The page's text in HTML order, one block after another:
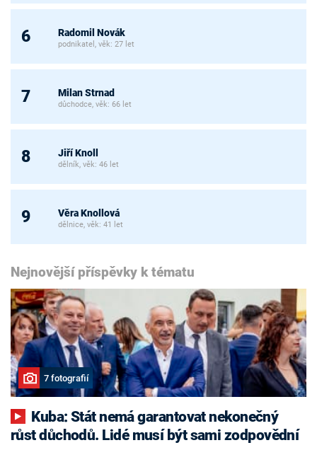
6 Radomil Novák
podnikatel, věk: 27 let
7 Milan Strnad
důchodce, věk: 66 let
8 Jiří Knoll
dělník, věk: 46 let
9 Věra Knollová
dělnice, věk: 41 let
Nejnovější příspěvky k tématu
7 fotografií
růst důchodů. Lidé musí být sami zodpovědní